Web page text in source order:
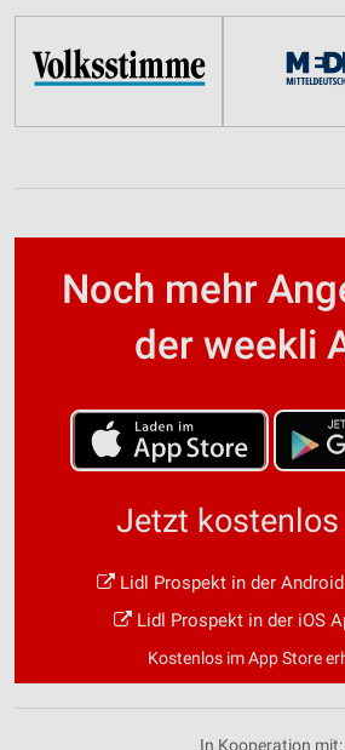
Noch mehr
der weekli
Jetzt kostenlos
Lidl Prospekt in der
Lidl Prospekt in der iOS
Kostenlos im App Store
In Kooperation mit: